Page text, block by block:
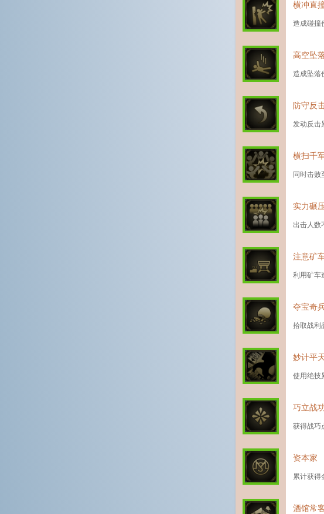
横冲直
造成碰撞
高空坠
造成坠落
防守反
发动反击
横扫千
同时击败
实力碾
出击人数
注意矿
利用矿车
夺宝奇
拾取战利
妙计平
使用绝技
巧立战
获得战巧
资本家
累计获得
酒馆常